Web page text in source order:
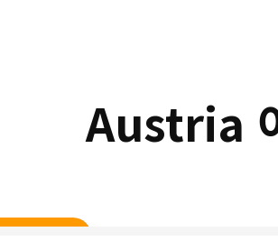
Austria